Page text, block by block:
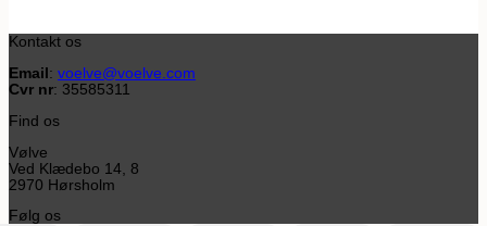
Kontakt os
Email : voelve@voelve.com
Cvr nr: 35585311
Find os
Vølve
Ved Klædebo 14, 8
2970 Hørsholm
Følg os